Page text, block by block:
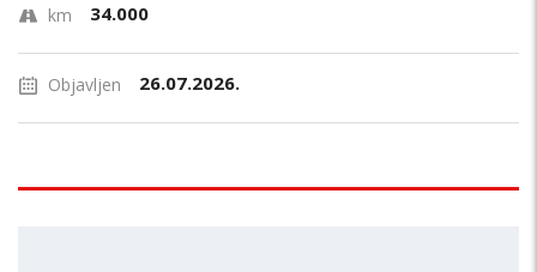
km 34.000
Objavljen 26.07.2026.